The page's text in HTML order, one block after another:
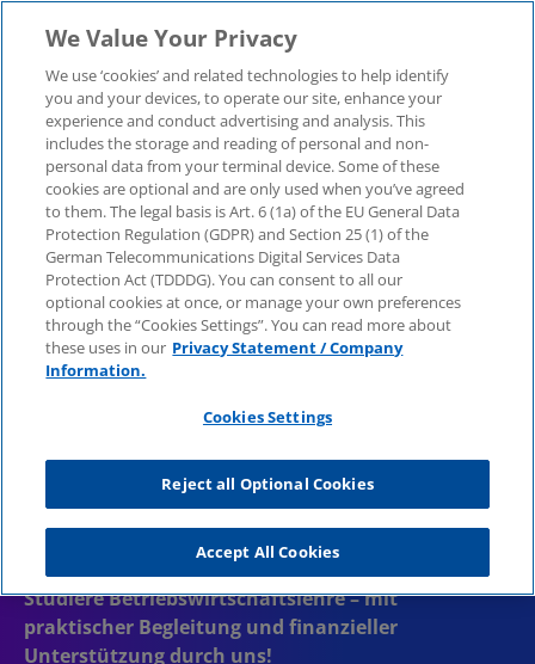
We Value Your Privacy
We use ‘cookies’ and related technologies to help identify
you and your devices, to operate our site, enhance your
experience and conduct advertising and analysis. This
includes the storage and reading of personal and non-
personal data from your terminal device. Some of these
cookies are optional and are only used when you’ve agreed
to them. The legal basis is Art. 6 (1a) of the EU General Data
Protection Regulation (GDPR) and Section 25 (1) of the
German Telecommunications Digital Services Data
Protection Act (TDDDG). You can consent to all our
optional cookies at once, or manage your own preferences
through the “Cookies Settings”. You can read more about
these uses in our Privacy Statement / Company
Information.
Cookies Settings
Reject all Optional Cookies
Accept All Cookies